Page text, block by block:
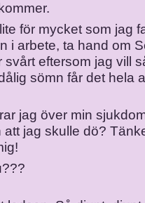
för mycket som jag
i arbete, ta hand om
svårt eftersom jag vill
sömn får det hela
jag över min
jag skulle dö?